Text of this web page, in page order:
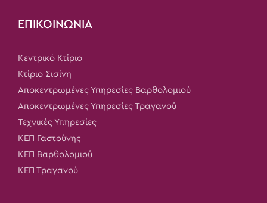
ΕΠΙΚΟΙΝΩΝΙΑ
Κεντρικό Κτίριο
Κτίριο Σισίνη
Αποκεντρωμένες Υπηρεσίες Βαρθολομιού
Αποκεντρωμένες Υπηρεσίες Τραγανού
Τεχνικές Υπηρεσίες
ΚΕΠ Γαστούνης
ΚΕΠ Βαρθολομιού
ΚΕΠ Τραγανού